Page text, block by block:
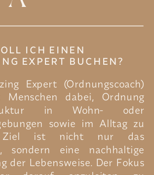
Expert (Ordnungscoach)
Menschen dabei, Ordnung
in Wohn- oder
sowie im Alltag zu
Ziel ist nicht nur das
sondern eine nachhaltige
der Lebensweise. Der Fokus
ICH EINEN
EXPERT BUCHEN?